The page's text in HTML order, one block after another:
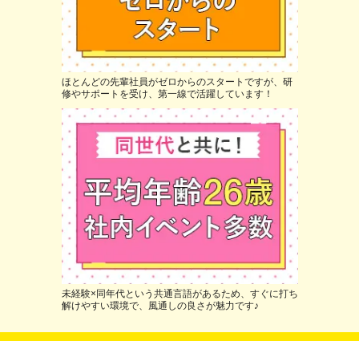
ほとんどの先輩社員がゼロからのスタートですが、研
修やサポートを受け、第一線で活躍しています！
未経験×同年代という共通言語があるため、すぐに打ち
解けやすい環境で、風通しの良さが魅力です♪